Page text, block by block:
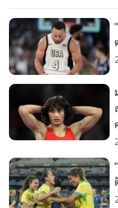
• ผู้จัดการรายวัน
• คอลัมนิสต์
• ละคร
• CbizReview
•
ผู้จัดกวน
Good health & Well-
Green Innovation & SD
• Management & HR
• MGR Live
• Infographic